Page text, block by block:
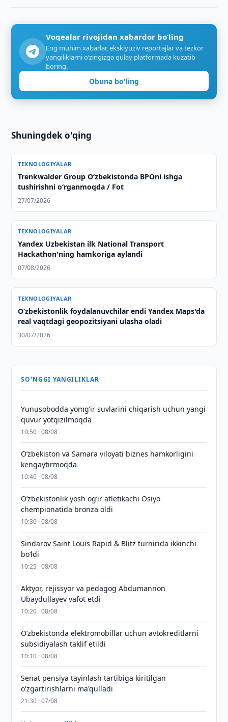
Voqealar rivojidan xabardor bo‘ling
Eng muhim xabarlar, eksklyuziv reportajlar va tezkor
yangiliklarni o‘zingizga qulay platformada kuzatib
boring.
Obuna bo'ling
Shuningdek o'qing
TEXNOLOGIYALAR
Trenkwalder Group Oʻzbekistonda BPOni ishga
tushirishni oʻrganmoqda / Fot
27/07/2026
TEXNOLOGIYALAR
Yandex Uzbekistan ilk National Transport
Hackathon'ning hamkoriga aylandi
07/08/2026
TEXNOLOGIYALAR
O‘zbekistonlik foydalanuvchilar endi Yandex Maps'da
real vaqtdagi geopozitsiyani ulasha oladi
30/07/2026
SO'NGGI YANGILIKLAR
Yunusobodda yomg‘ir suvlarini chiqarish uchun yangi
quvur yotqizilmoqda
10:50 · 08/08
Oʻzbekiston va Samara viloyati biznes hamkorligini
kengaytirmoqda
10:40 · 08/08
O‘zbekistonlik yosh og‘ir atletikachi Osiyo
chempionatida bronza oldi
10:30 · 08/08
Sindarov Saint Louis Rapid & Blitz turnirida ikkinchi
bo‘ldi
10:25 · 08/08
Aktyor, rejissyor va pedagog Abdumannon
Ubaydullayev vafot etdi
10:20 · 08/08
O‘zbekistonda elektromobillar uchun avtokreditlarni
subsidiyalash taklif etildi
10:10 · 08/08
Senat pensiya tayinlash tartibiga kiritilgan
o'zgartirishlarni ma'qulladi
21:30 · 07/08